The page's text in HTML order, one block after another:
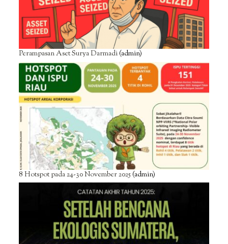
Perampasan Aset Surya Darmadi(admin)
8 Hotspot pada 24-30 November 2025(admin)